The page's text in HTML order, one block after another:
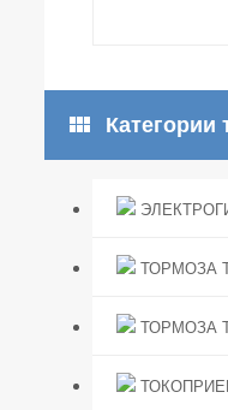
view_module Категории
ТОРМОЗА
ТОРМОЗА